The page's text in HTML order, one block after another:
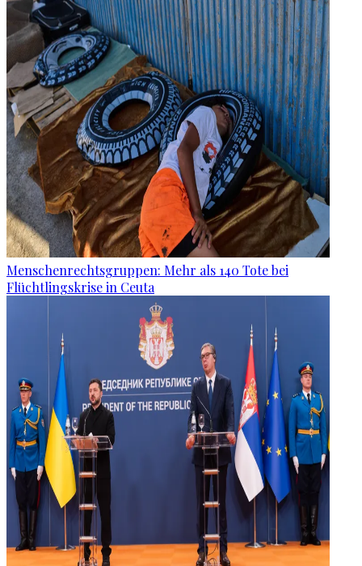
Menschenrechtsgruppen: Mehr als 140 Tote bei
Flüchtlingskrise in Ceuta